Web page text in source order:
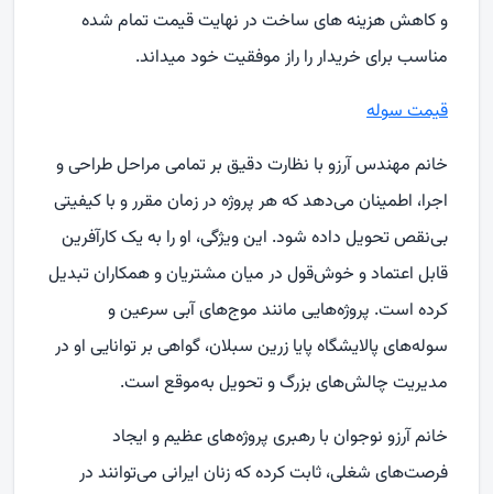
و کاهش هزینه های ساخت در نهایت قیمت تمام شده
مناسب برای خریدار را راز موفقیت خود میداند.
قیمت سوله
خانم مهندس آرزو با نظارت دقیق بر تمامی مراحل طراحی و
اجرا، اطمینان می‌دهد که هر پروژه در زمان مقرر و با کیفیتی
بی‌نقص تحویل داده شود. این ویژگی، او را به یک کارآفرین
قابل اعتماد و خوش‌قول در میان مشتریان و همکاران تبدیل
کرده است. پروژه‌هایی مانند موج‌های آبی سرعین و
سوله‌های پالایشگاه پایا زرین سبلان، گواهی بر توانایی او در
مدیریت چالش‌های بزرگ و تحویل به‌موقع است.
خانم آرزو نوجوان با رهبری پروژه‌های عظیم و ایجاد
فرصت‌های شغلی، ثابت کرده که زنان ایرانی می‌توانند در